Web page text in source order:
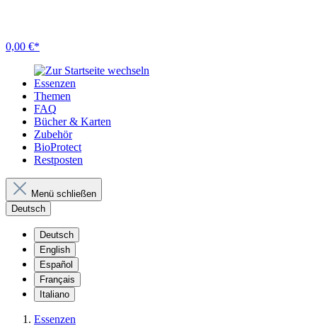
0,00 €*
Essenzen
Themen
FAQ
Bücher & Karten
Zubehör
BioProtect
Restposten
Menü schließen
Deutsch
Deutsch
English
Español
Français
Italiano
Essenzen